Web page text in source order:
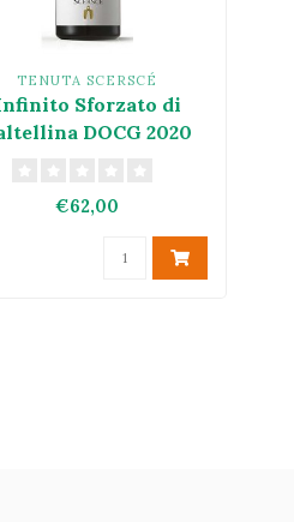
TENUTA SCERSCÉ
Sforzato di
DOCG 2020
€62,00